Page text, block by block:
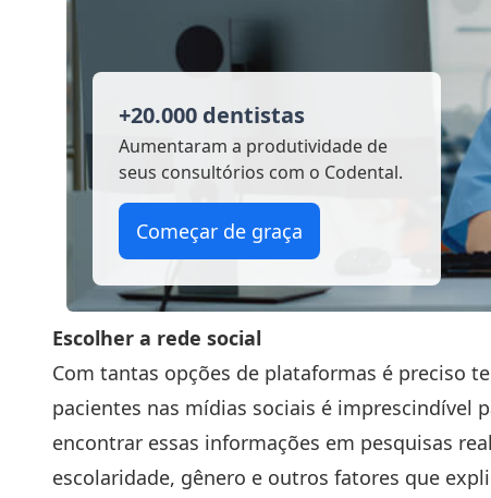
+20.000 dentistas
Aumentaram a produtividadede
seus consultórios com o Codental.
Começar de graça
Escolher a rede social
Com tantas opções de plataformas é preciso
pacientes nas mídias sociais é imprescindível
encontrar essas informações em pesquisas
escolaridade, gênero e outros fatores que